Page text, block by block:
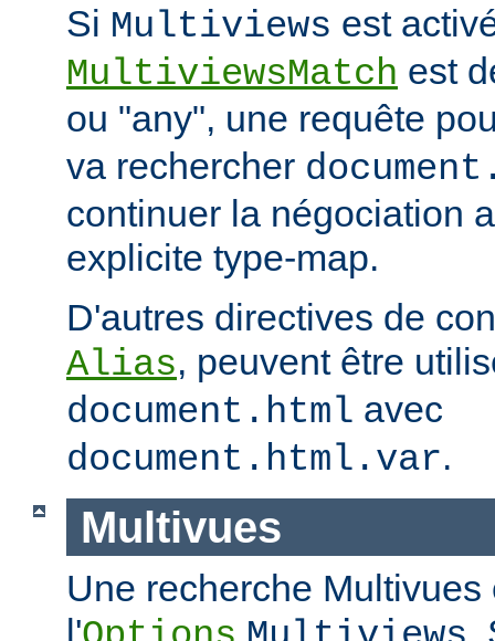
Si Multiviews est
MultiviewsMatch est
ou "any", une requête
va rechercher
continuer la négociation
explicite type-map.
D'autres directives de
Alias, peuvent être
document.html avec
document.html.var.
Multivues
Une recherche
l'